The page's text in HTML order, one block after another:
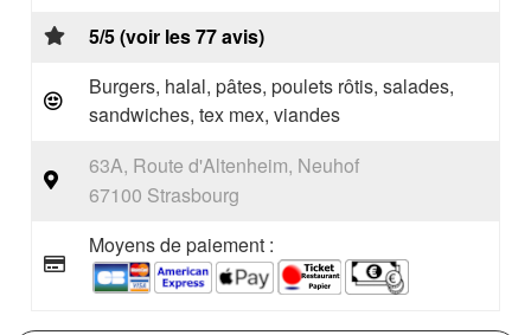
5/5 (voir les 77 avis)
Burgers, halal, pâtes, poulets rôtis, salades,
sandwiches, tex mex, viandes
63A, Route d'Altenheim, Neuhof
67100 Strasbourg
Moyens de paiement :